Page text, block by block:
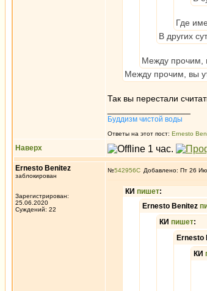
Где
В других
Между прочим,
Между прочим, вы
Так вы перестали
Буддизм чистой воды
Ответы на этот пост: Ernesto
Наверх
Ernesto Benitez
заблокирован
Зарегистрирован:
25.06.2020
Суждений: 22
№542956 Добавлено: Пт 26
КИ пишет:
Ernesto Benitez
КИ пишет:
Ernesto
КИ